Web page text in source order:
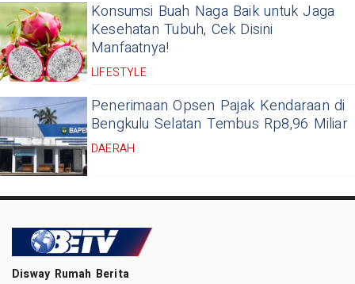
Konsumsi Buah Naga Baik untuk Jaga
Kesehatan Tubuh, Cek Disini
Manfaatnya!
LIFESTYLE
Penerimaan Opsen Pajak Kendaraan di
Bengkulu Selatan Tembus Rp8,96 Miliar
DAERAH
Disway Rumah Berita